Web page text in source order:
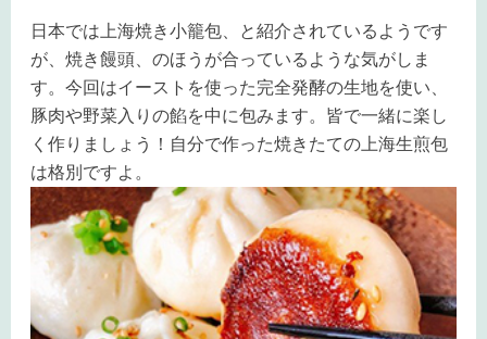
日本では上海焼き小籠包、と紹介されているようです
が、焼き饅頭、のほうが合っているような気がしま
す。今回はイーストを使った完全発酵の生地を使い、
豚肉や野菜入りの餡を中に包みます。皆で一緒に楽し
く作りましょう！自分で作った焼きたての上海生煎包
は格別ですよ。